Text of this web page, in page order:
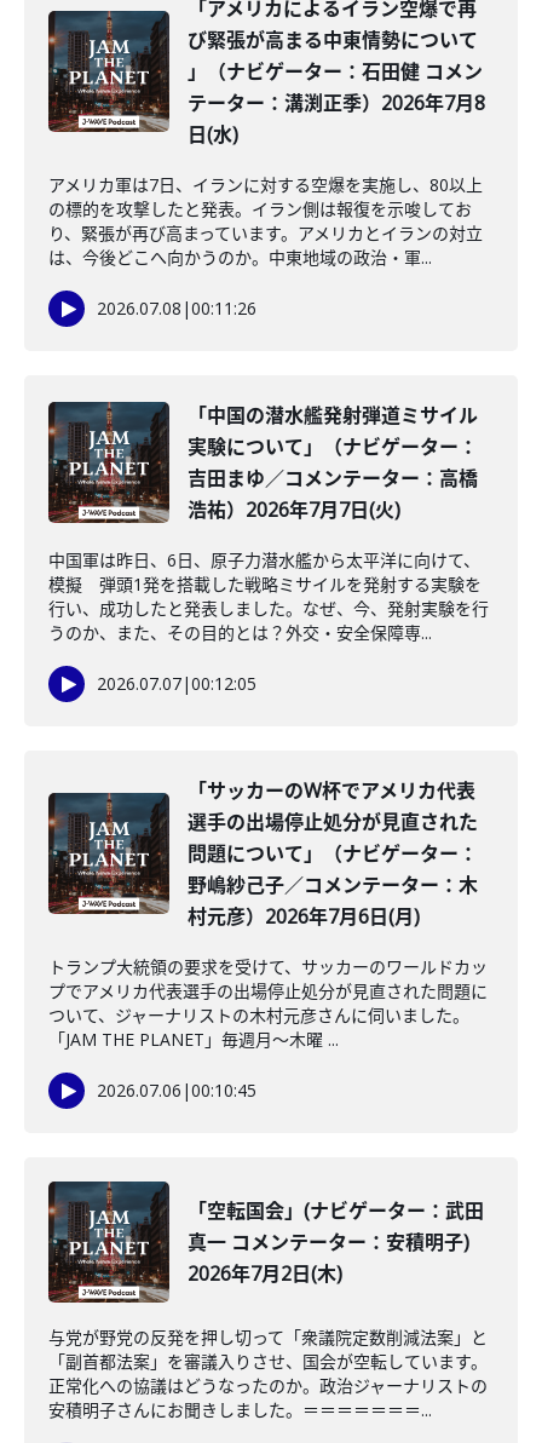
「アメリカによるイラン空爆で再
び緊張が高まる中東情勢について
」（ナビゲーター：石田健 コメン
テーター：溝渕正季）2026年7月8
日(水)
アメリカ軍は7日、イランに対する空爆を実施し、80以上
の標的を攻撃したと発表。イラン側は報復を示唆してお
り、緊張が再び高まっています。アメリカとイランの対立
は、今後どこへ向かうのか。中東地域の政治・軍...
2026.07.08 |00:11:26
「中国の潜水艦発射弾道ミサイル
実験について」（ナビゲーター：
吉田まゆ／コメンテーター：高橋
浩祐）2026年7月7日(火)
中国軍は昨日、6日、原子力潜水艦から太平洋に向けて、
模擬 弾頭1発を搭載した戦略ミサイルを発射する実験を
行い、成功したと発表しました。なぜ、今、発射実験を行
うのか、また、その目的とは？外交・安全保障専...
2026.07.07|00:12:05
「サッカーのW杯でアメリカ代表
選手の出場停止処分が見直された
問題について」（ナビゲーター：
野嶋紗己子／コメンテーター：木
村元彦）2026年7月6日(月)
トランプ大統領の要求を受けて、サッカーのワールドカッ
プでアメリカ代表選手の出場停止処分が見直された問題に
ついて、ジャーナリストの木村元彦さんに伺いました。
「JAM THE PLANET」毎週月～木曜 ...
2026.07.06 |00:10:45
「空転国会」(ナビゲーター：武田
真一 コメンテーター：安積明子)
2026年7月2日(木)
与党が野党の反発を押し切って「衆議院定数削減法案」と
「副首都法案」を審議入りさせ、国会が空転しています。
正常化への協議はどうなったのか。政治ジャーナリストの
安積明子さんにお聞きしました。＝＝＝＝＝＝＝...